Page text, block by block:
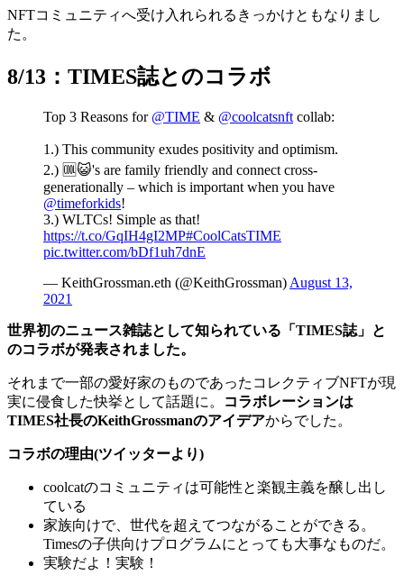
NFTコミュニティへ受け入れられるきっかけともなりまし
た。
8/13：TIMES誌とのコラボ
Top 3 Reasons for @TIME & @coolcatsnft collab:
1.) This community exudes positivity and optimism.
2.) 🆒😺's are family friendly and connect cross-
generationally – which is important when you have
@timeforkids!
3.) WLTCs! Simple as that!
https://t.co/GqIH4gI2MP#CoolCatsTIME
pic.twitter.com/bDf1uh7dnE
— KeithGrossman.eth (@KeithGrossman) August 13,
2021
世界初のニュース雑誌として知られている「TIMES誌」と
のコラボが発表されました。
それまで一部の愛好家のものであったコレクティブNFTが現
実に侵食した快挙として話題に。
コラボレーションは
TIMES社長のKeithGrossmanのアイデアからでした。
コラボの理由(ツイッターより)
coolcatのコミュニティは可能性と楽観主義を醸し出し
ている
家族向けで、世代を超えてつながることができる。
Timesの子供向けプログラムにとっても大事なものだ。
実験だよ！実験！